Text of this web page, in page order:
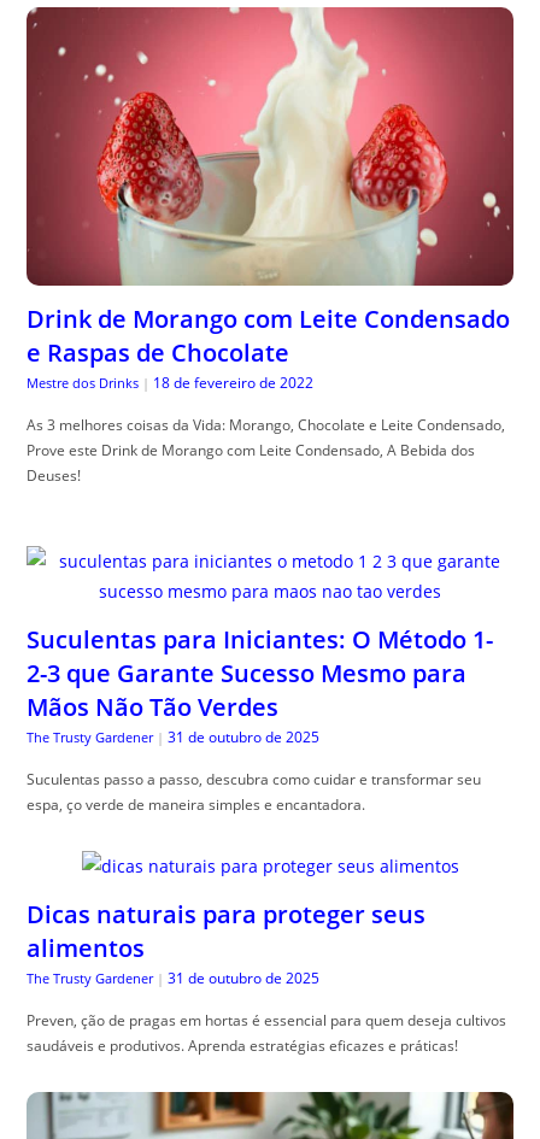
Drink de Morango com Leite Condensado
e Raspas de Chocolate
Mestre dos Drinks | 18 de fevereiro de 2022
As 3 melhores coisas da Vida: Morango, Chocolate e Leite Condensado,
Prove este Drink de Morango com Leite Condensado, A Bebida dos
Deuses!
Suculentas para Iniciantes: O Método 1-
2-3 que Garante Sucesso Mesmo para
Mãos Não Tão Verdes
The Trusty Gardener | 31 de outubro de 2025
Suculentas passo a passo, descubra como cuidar e transformar seu
espa, ço verde de maneira simples e encantadora.
Dicas naturais para proteger seus
alimentos
The Trusty Gardener | 31 de outubro de 2025
Preven, ção de pragas em hortas é essencial para quem deseja cultivos
saudáveis e produtivos. Aprenda estratégias eficazes e práticas!